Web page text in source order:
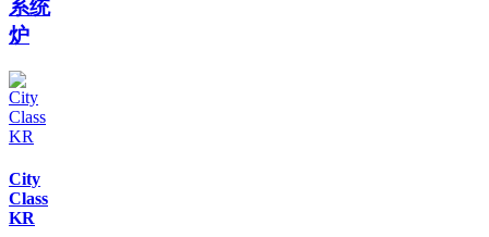
系统
炉
City
Class
KR